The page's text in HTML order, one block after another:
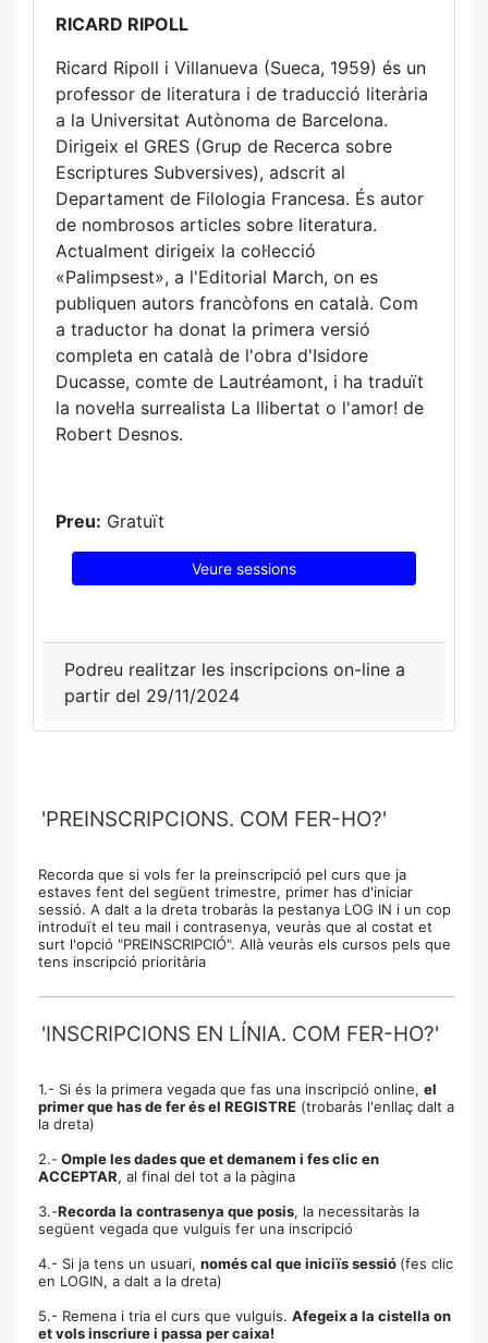
RICARD RIPOLL
Ricard Ripoll i Villanueva (Sueca, 1959) és un
professor de literatura i de traducció literària
a la Universitat Autònoma de Barcelona.
Dirigeix el GRES (Grup de Recerca sobre
Escriptures Subversives), adscrit al
Departament de Filologia Francesa. És autor
de nombrosos articles sobre literatura.
Actualment dirigeix la col·lecció
«Palimpsest», a l'Editorial March, on es
publiquen autors francòfons en català. Com
a traductor ha donat la primera versió
completa en català de l'obra d'Isidore
Ducasse, comte de Lautréamont, i ha traduït
la novel·la surrealista La llibertat o l'amor! de
Robert Desnos.
Preu: Gratuït
Veure sessions
Podreu realitzar les inscripcions on-line a
partir del 29/11/2024
'PREINSCRIPCIONS. COM FER-HO?'
Recorda que si vols fer la preinscripció pel curs que ja
estaves fent del següent trimestre, primer has d'iniciar
sessió. A dalt a la dreta trobaràs la pestanya LOG IN i un cop
introduït el teu mail i contrasenya, veuràs que al costat et
surt l'opció "PREINSCRIPCIÓ". Allà veuràs els cursos pels que
tens inscripció prioritària
'INSCRIPCIONS EN LÍNIA. COM FER-HO?'
1.- Si és la primera vegada que fas una inscripció online, el
primer que has de fer és el REGISTRE (trobaràs l'enllaç dalt a
la dreta)
2.- Omple les dades que et demanem i fes clic en
ACCEPTAR, al final del tot a la pàgina
3.-Recorda la contrasenya que posis, la necessitaràs la
següent vegada que vulguis fer una inscripció
4.- Si ja tens un usuari, només cal que iniciïs sessió (fes clic
en LOGIN, a dalt a la dreta)
5.- Remena i tria el curs que vulguis. Afegeix a la cistella on
et vols inscriure i passa per caixa!